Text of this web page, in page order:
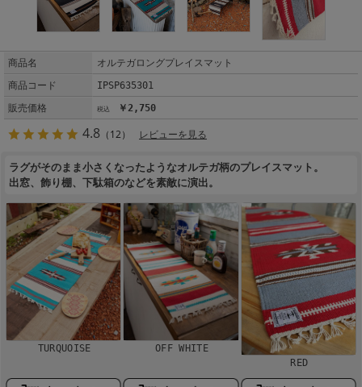
商品名
オルテガロングプレイスマット
商品コード
IPSP635301
販売価格
￥2,750
4.8 （12） レビューを見る
ラグがそのまま小さくなったようなオルテガ柄のプレイスマット。
出窓、飾り棚、下駄箱のなどを素敵に演出。
TURQUOISE
OFF WHITE
RED